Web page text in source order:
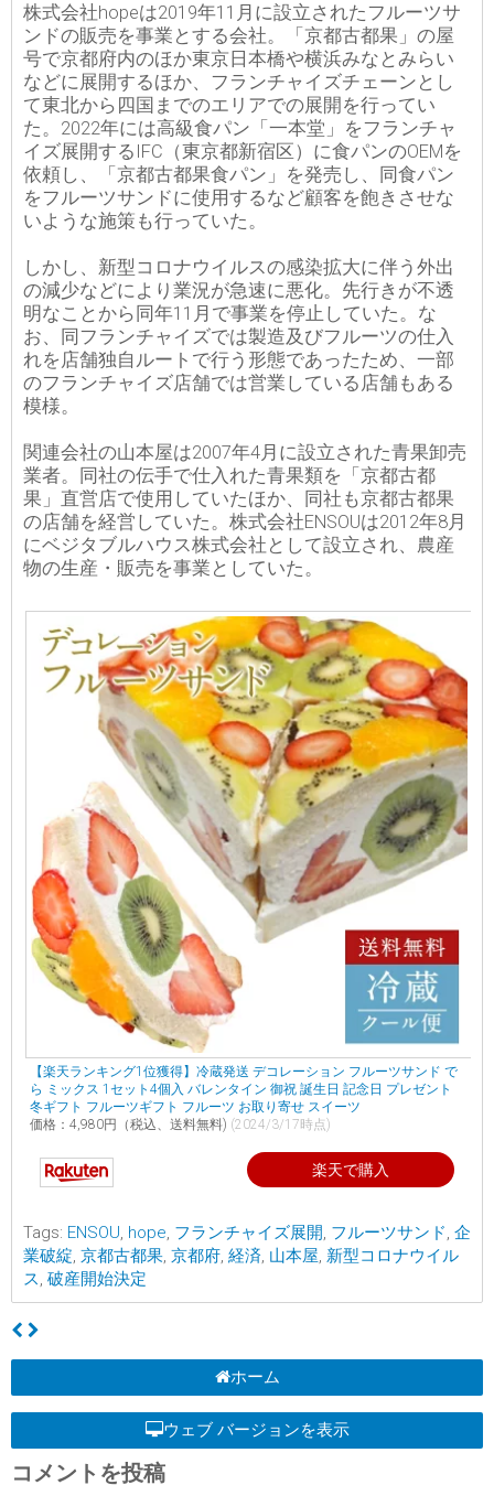
株式会社hopeは2019年11月に設立されたフルーツサ
ンドの販売を事業とする会社。「京都古都果」の屋
号で京都府内のほか東京日本橋や横浜みなとみらい
などに展開するほか、フランチャイズチェーンとし
て東北から四国までのエリアでの展開を行ってい
た。2022年には高級食パン「一本堂」をフランチャ
イズ展開するIFC（東京都新宿区）に食パンのOEMを
依頼し、「京都古都果食パン」を発売し、同食パン
をフルーツサンドに使用するなど顧客を飽きさせな
いような施策も行っていた。
しかし、新型コロナウイルスの感染拡大に伴う外出
の減少などにより業況が急速に悪化。先行きが不透
明なことから同年11月で事業を停止していた。な
お、同フランチャイズでは製造及びフルーツの仕入
れを店舗独自ルートで行う形態であったため、一部
のフランチャイズ店舗では営業している店舗もある
模様。
関連会社の山本屋は2007年4月に設立された青果卸売
業者。同社の伝手で仕入れた青果類を「京都古都
果」直営店で使用していたほか、同社も京都古都果
の店舗を経営していた。株式会社ENSOUは2012年8月
にベジタブルハウス株式会社として設立され、農産
物の生産・販売を事業としていた。
【楽天ランキング1位獲得】冷蔵発送 デコレーション フルーツサンド で
ら ミックス 1セット4個入 バレンタイン 御祝 誕生日 記念日 プレゼント
冬ギフト フルーツギフト フルーツ お取り寄せ スイーツ
価格：4,980円（税込、送料無料) (2024/3/17時点)
楽天で購入
Tags: ENSOU, hope, フランチャイズ展開, フルーツサンド, 企
業破綻, 京都古都果, 京都府, 経済, 山本屋, 新型コロナウイル
ス, 破産開始決定
ホーム
ウェブ バージョンを表示
コメントを投稿